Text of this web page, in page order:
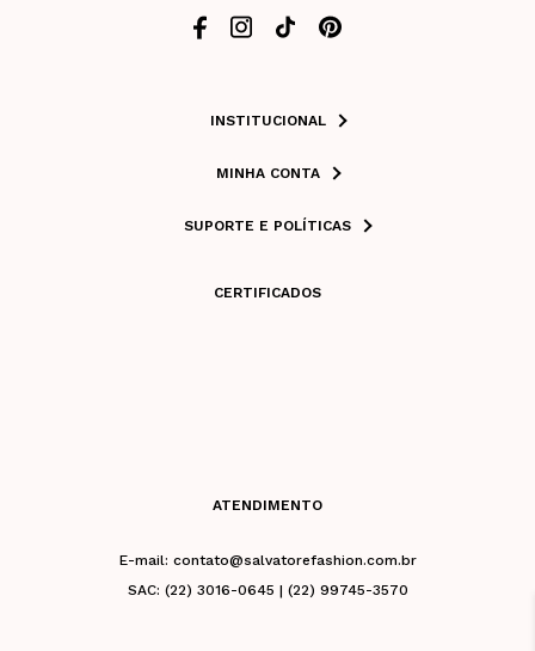
INSTITUCIONAL
MINHA CONTA
SUPORTE E POLÍTICAS
CERTIFICADOS
ATENDIMENTO
E-mail: contato@salvatorefashion.com.br
SAC: (22) 3016-0645 | (22) 99745-3570